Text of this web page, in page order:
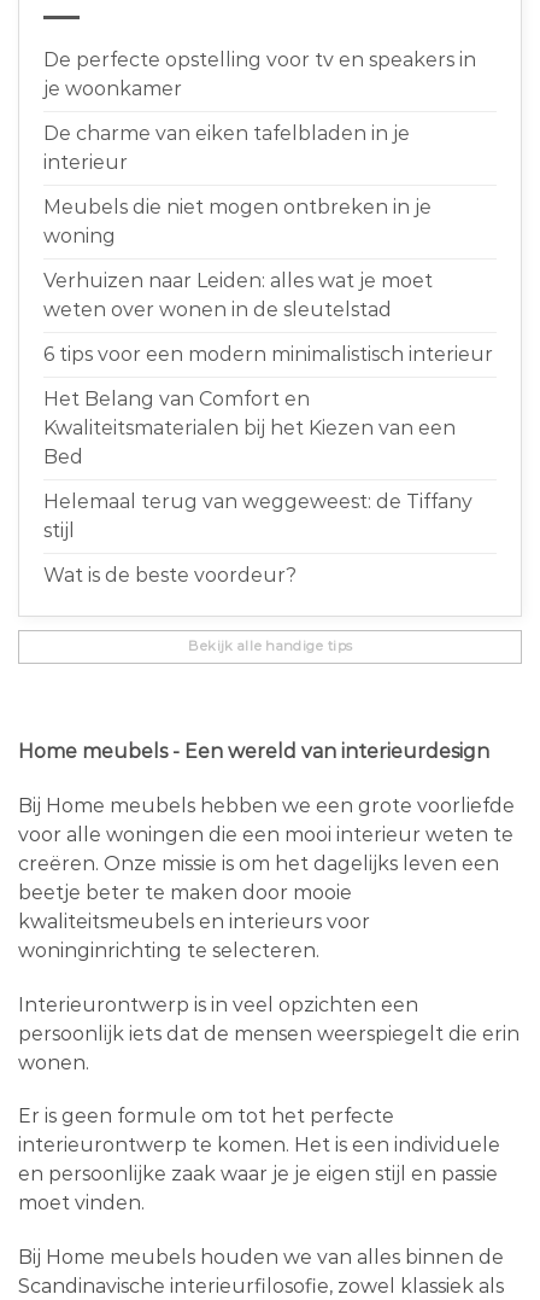
De perfecte opstelling voor tv en speakers in
je woonkamer
De charme van eiken tafelbladen in je
interieur
Meubels die niet mogen ontbreken in je
woning
Verhuizen naar Leiden: alles wat je moet
weten over wonen in de sleutelstad
6 tips voor een modern minimalistisch interieur
Het Belang van Comfort en
Kwaliteitsmaterialen bij het Kiezen van een
Bed
Helemaal terug van weggeweest: de Tiffany
stijl
Wat is de beste voordeur?
Bekijk alle handige tips
Home meubels - Een wereld van interieurdesign
Bij Home meubels hebben we een grote voorliefde
voor alle woningen die een mooi interieur weten te
creëren. Onze missie is om het dagelijks leven een
beetje beter te maken door mooie
kwaliteitsmeubels en interieurs voor
woninginrichting te selecteren.
Interieurontwerp is in veel opzichten een
persoonlijk iets dat de mensen weerspiegelt die erin
wonen.
Er is geen formule om tot het perfecte
interieurontwerp te komen. Het is een individuele
en persoonlijke zaak waar je je eigen stijl en passie
moet vinden.
Bij Home meubels houden we van alles binnen de
Scandinavische interieurfilosofie, zowel klassiek als